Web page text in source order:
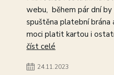
webu, během pár dní
spuštěna platební
moci platit kartou i
číst celé
24.11.2023